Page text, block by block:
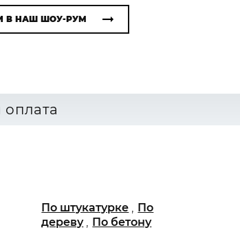
В НАШ ШОУ-РУМ
оплата
По штукатурке , По
дереву , По бетону